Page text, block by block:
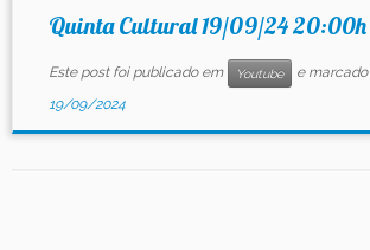
Quinta Cultural 19/09/24 20:00h
Este post foi publicado em Youtube e marcado
19/09/2024